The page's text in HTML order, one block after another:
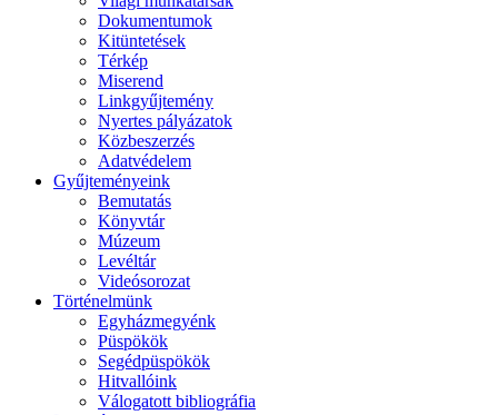
Dokumentumok
Kitüntetések
Térkép
Miserend
Linkgyűjtemény
Nyertes pályázatok
Közbeszerzés
Adatvédelem
Gyűjteményeink
Bemutatás
Könyvtár
Múzeum
Levéltár
Videósorozat
Történelmünk
Egyházmegyénk
Püspökök
Segédpüspökök
Hitvallóink
Válogatott bibliográfia